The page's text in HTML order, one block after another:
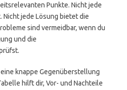
Punkte. Nicht jede
Nicht jede Lösung bietet die
sind vermeidbar, wenn du
und die
knappe Gegenüberstellung
hilft dir, Vor- und Nachteile